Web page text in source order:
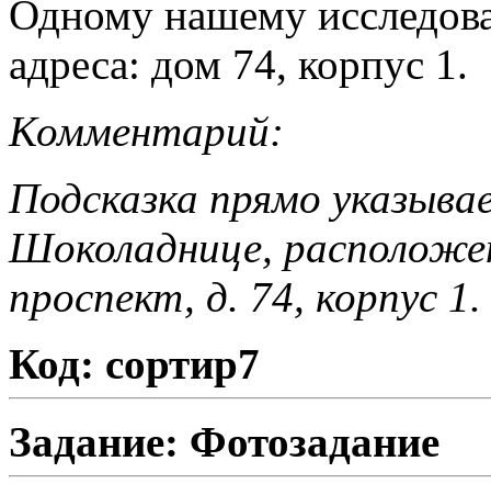
Одному нашему
адреса: дом 74, корпус 1.
Комментарий:
Подсказка прямо
Шоколаднице,
проспект, д. 74, корпус 1.
Код: сортир7
Задание: Фотозадание